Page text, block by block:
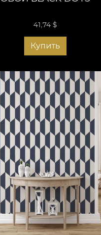
41,74$
Купить